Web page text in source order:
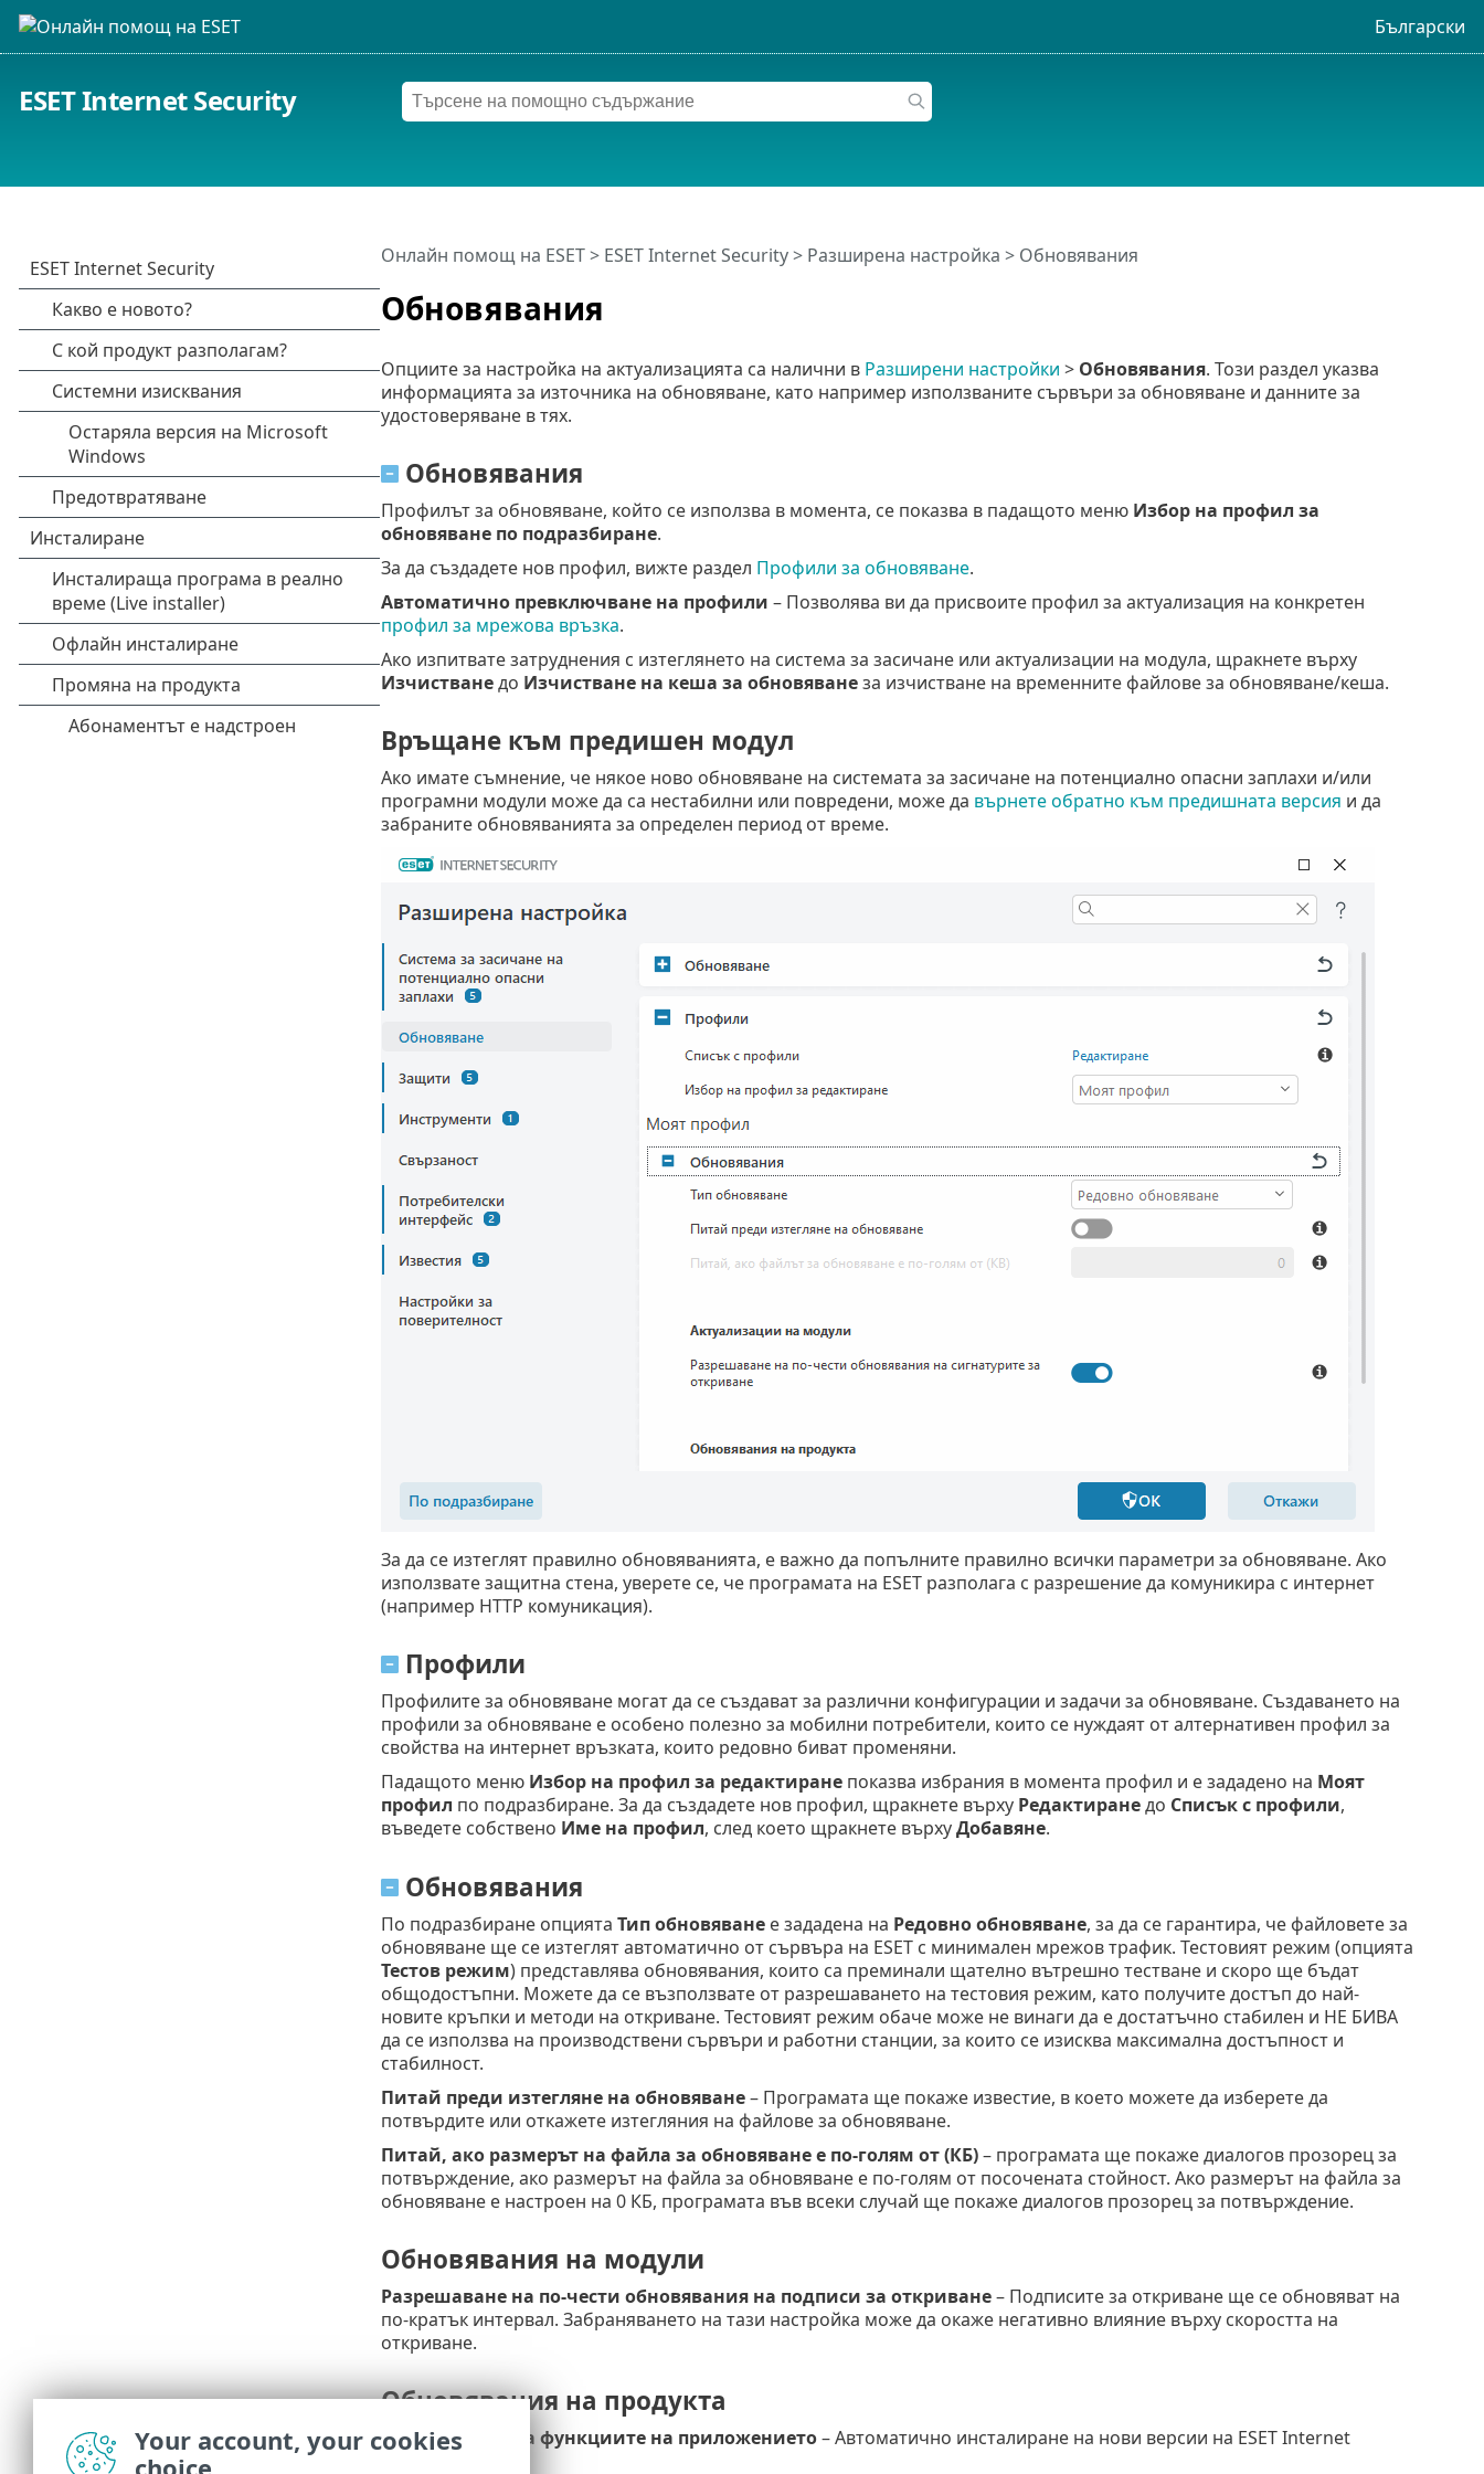
Български
ESET Internet Security
Обновявания
Онлайн помощ на ESET> ESET Internet Security> Разширена настройка > Обновявания
Опциите за настройка на актуализацията са налични в Разширени настройки > Обновявания. Този раздел указва
информацията за източника на обновяване, като например използваните сървъри за обновяване и данните за
удостоверяване в тях.
Обновявания
Профилът за обновяване, който се използва в момента, се показва в падащото меню Избор на профил за
обновяване по подразбиране.
За да създадете нов профил, вижте раздел Профили за обновяване.
Автоматично превключване на профили – Позволява ви да присвоите профил за актуализация на конкретен
профил за мрежова връзка.
Ако изпитвате затруднения с изтеглянето на система за засичане или актуализации на модула, щракнете върху
Изчистванедо Изчистване на кеша за обновяванеза изчистване на временните файлове за обновяване/кеша.
Връщане към предишен модул
Ако имате съмнение, че някое ново обновяване на системата за засичане на потенциално опасни заплахи и/или
програмни модули може да са нестабилни или повредени, може да върнете обратно към предишната версия и да
забраните обновяванията за определен период от време.
За да се изтеглят правилно обновяванията, е важно да попълните правилно всички параметри за обновяване. Ако
използвате защитна стена, уверете се, че програмата на ESET разполага с разрешение да комуникира с интернет
(например HTTP комуникация).
Профили
Профилите за обновяване могат да се създават за различни конфигурации и задачи за обновяване. Създаването на
профили за обновяване е особено полезно за мобилни потребители, които се нуждаят от алтернативен профил за
свойства на интернет връзката, които редовно биват променяни.
Падащото меню Избор на профил за редактиранепоказва избрания в момента профил и е зададено на Моят
профил по подразбиране. За да създадете нов профил, щракнете върху Редактиранедо Списък с профили,
въведете собствено Име на профил, след което щракнете върхуДобавяне.
Обновявания
По подразбиране опцията Тип обновяванее зададена на Редовно обновяване, за да се гарантира, че файловете за
обновяване ще се изтеглят автоматично от сървъра на ESET с минимален мрежов трафик. Тестовият режим (опцията
Тестов режим) представлява обновявания, които са преминали щателно вътрешно тестване и скоро ще бъдат
общодостъпни. Можете да се възползвате от разрешаването на тестовия режим, като получите достъп до най-
новите кръпки и методи на откриване. Тестовият режим обаче може не винаги да е достатъчно стабилен и НЕ БИВА
да се използва на производствени сървъри и работни станции, за които се изисква максимална достъпност и
стабилност.
Питай преди изтегляне на обновяване– Програмата ще покаже известие, в което можете да изберете да
потвърдите или откажете изтегляния на файлове за обновяване.
Питай, ако размерът на файла за обновяване е по-голям от (КБ)– програмата ще покаже диалогов прозорец за
потвърждение, ако размерът на файла за обновяване е по-голям от посочената стойност. Ако размерът на файла за
обновяване е настроен на 0 КБ, програмата във всеки случай ще покаже диалогов прозорец за потвърждение.
Обновявания на модули
Разрешаване на по-чести обновявания на подписи за откриване– Подписите за откриване ще се обновяват на
по-кратък интервал. Забраняването на тази настройка може да окаже негативно влияние върху скоростта на
откриване.
Обновявания на продукта
Обновявания на функциите на приложението– Автоматично инсталиране на нови версии на ESET Internet
Your account, your cookies
choice